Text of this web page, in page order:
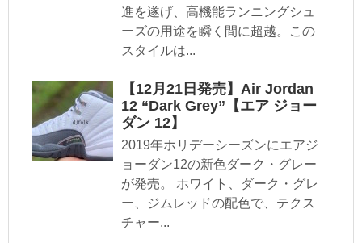
進を遂げ、高機能ランニングシュ
ーズの用途を瞬く間に超越。この
スタイルは...
【12月21日発売】Air Jordan
12 “Dark Grey”【エア ジョー
ダン 12】
2019年ホリデーシーズンにエアジ
ョーダン12の新色ダーク・グレー
が発売。 ホワイト、ダーク・グレ
ー、ジムレッドの配色で、テクス
チャー...